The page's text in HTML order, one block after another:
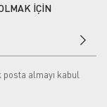
İÇİN
almayı kabul